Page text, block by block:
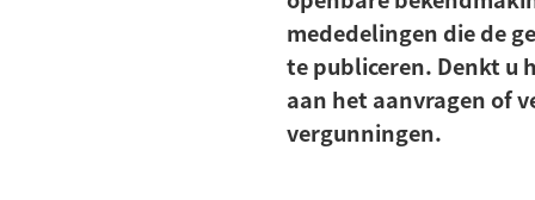
mededelingen die de
te publiceren. Denkt u
aan het aanvragen of
vergunningen.